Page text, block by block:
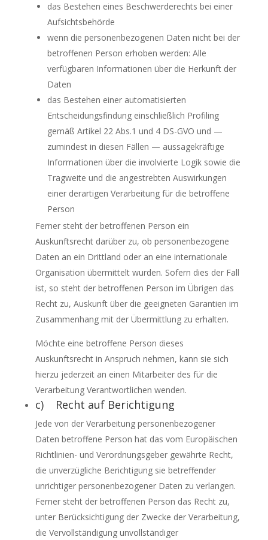
das Bestehen eines Beschwerderechts bei einer
Aufsichtsbehörde
wenn die personenbezogenen Daten nicht bei der
betroffenen Person erhoben werden: Alle
verfügbaren Informationen über die Herkunft der
Daten
das Bestehen einer automatisierten
Entscheidungsfindung einschließlich Profiling
gemäß Artikel 22 Abs.1 und 4 DS-GVO und —
zumindest in diesen Fällen — aussagekräftige
Informationen über die involvierte Logik sowie die
Tragweite und die angestrebten Auswirkungen
einer derartigen Verarbeitung für die betroffene
Person
Ferner steht der betroffenen Person ein
Auskunftsrecht darüber zu, ob personenbezogene
Daten an ein Drittland oder an eine internationale
Organisation übermittelt wurden. Sofern dies der Fall
ist, so steht der betroffenen Person im Übrigen das
Recht zu, Auskunft über die geeigneten Garantien im
Zusammenhang mit der Übermittlung zu erhalten.
Möchte eine betroffene Person dieses
Auskunftsrecht in Anspruch nehmen, kann sie sich
hierzu jederzeit an einen Mitarbeiter des für die
Verarbeitung Verantwortlichen wenden.
c) Recht auf Berichtigung
Jede von der Verarbeitung personenbezogener
Daten betroffene Person hat das vom Europäischen
Richtlinien- und Verordnungsgeber gewährte Recht,
die unverzügliche Berichtigung sie betreffender
unrichtiger personenbezogener Daten zu verlangen.
Ferner steht der betroffenen Person das Recht zu,
unter Berücksichtigung der Zwecke der Verarbeitung,
die Vervollständigung unvollständiger